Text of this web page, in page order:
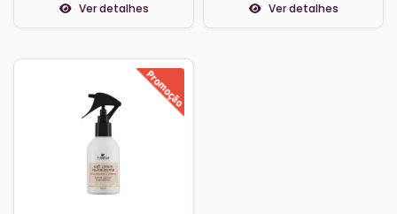
Ver detalhes Ver detalhes